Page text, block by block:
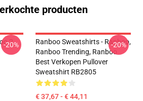
producten
2
-20%
Ranboo Sweatshirts - Ranboo,
Ranboo Trending, Ranboo
Best Verkopen Pullover
Sweatshirt RB2805
€ 37,67 - € 44,11
-20%